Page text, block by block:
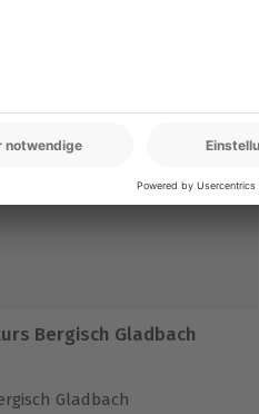
Bergisch Gladbach
Gladbach